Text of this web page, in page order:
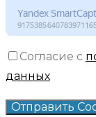
Согласие с
данных